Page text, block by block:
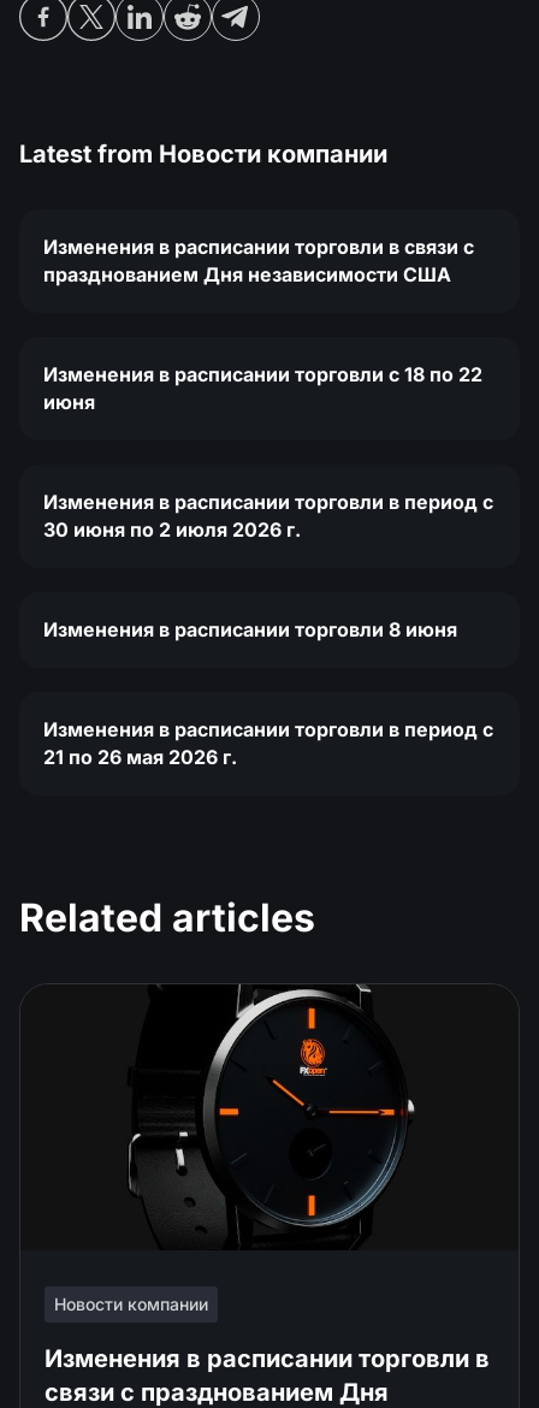
Latest from Новости компании
Изменения в расписании торговли в связи с
празднованием Дня независимости США
Изменения в расписании торговли c 18 по 22
июня
Изменения в расписании торговли в период с
30 июня по 2 июля 2026 г.
Изменения в расписании торговли 8 июня
Изменения в расписании торговли в период с
21 по 26 мая 2026 г.
Related articles
Новости компании
Изменения в расписании торговли в
связи с празднованием Дня